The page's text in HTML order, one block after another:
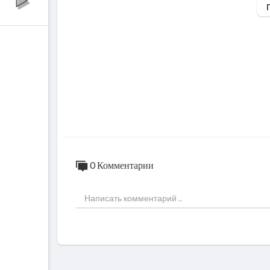
Моя партнерская программа VSP Group.
0 Комментарии